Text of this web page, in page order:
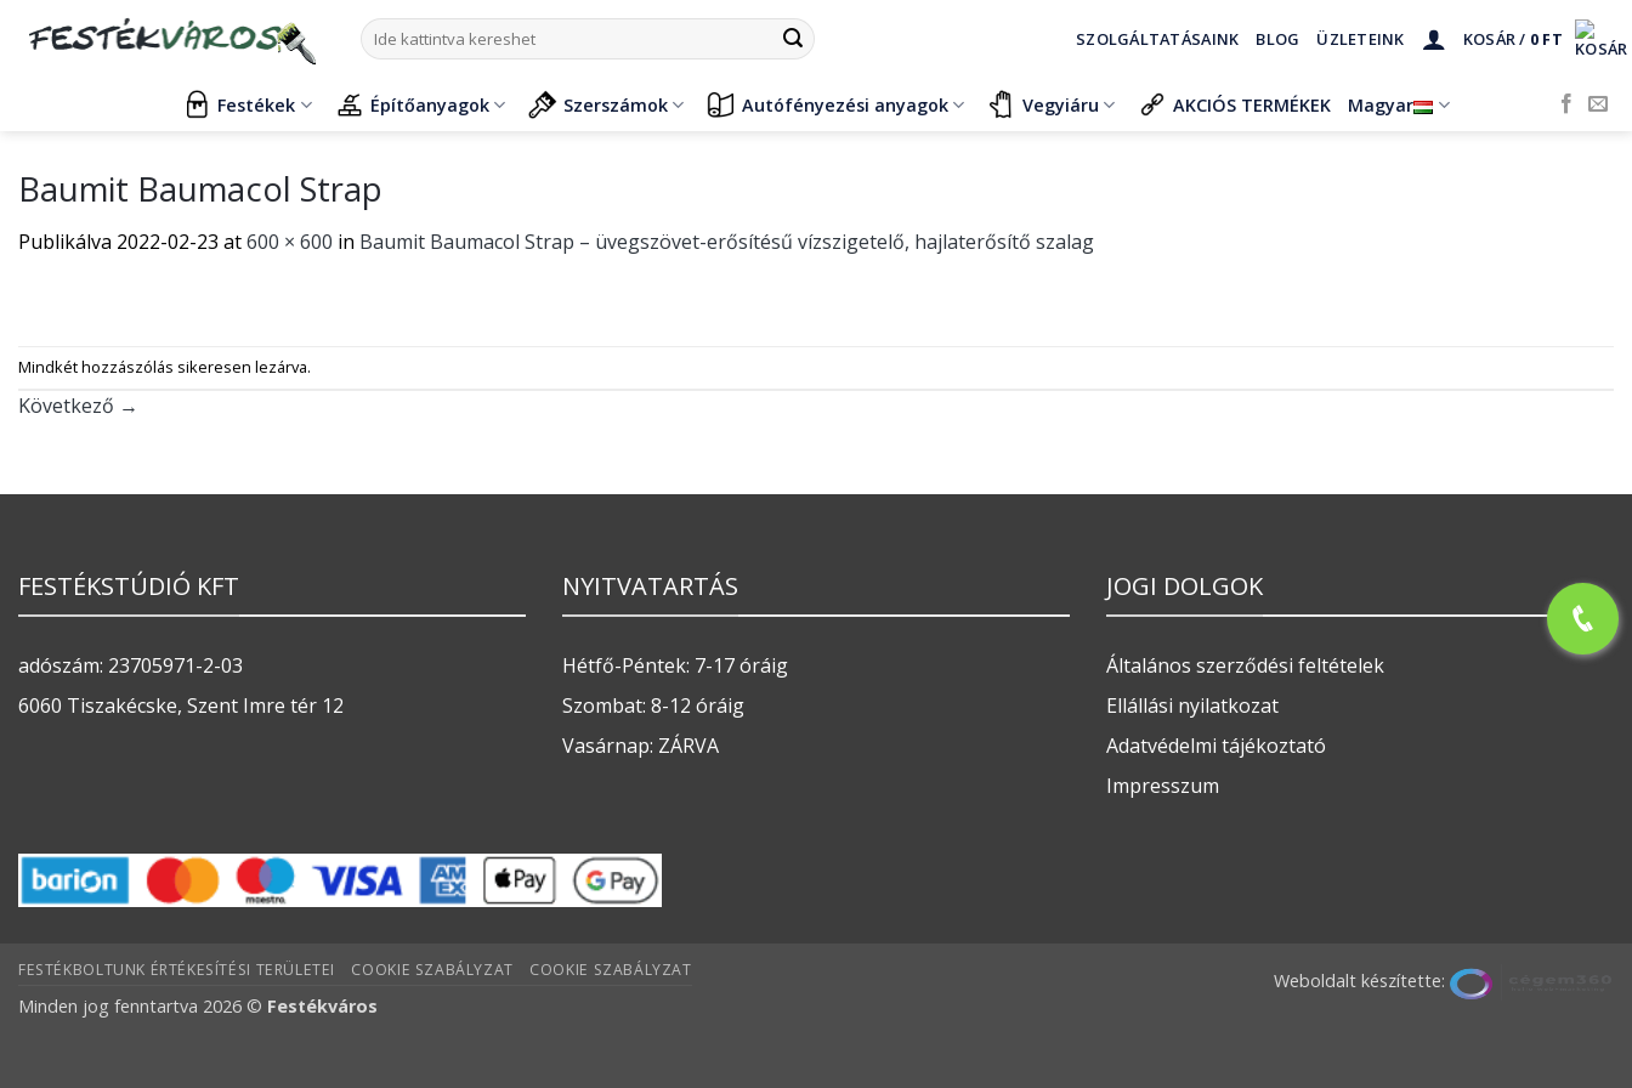
Keresés
a
SZOLGÁLTATÁSAINK BLOG ÜZLETEINK KOSÁR / 0 FT
Festékek Építőanyagok Szerszámok Autófényezési anyagok Vegyiáru AKCIÓS TERMÉKEK Magyar
Baumit Baumacol Strap
Publikálva 2022-02-23 at600 × 600 in Baumit Baumacol Strap – üvegszövet-erősítésű vízszigetelő, hajlaterősítő szalag
Mindkét hozzászólás sikeresen lezárva.
Következő →
FESTÉKSTÚDIÓ KFT
adószám: 23705971-2-03
6060 Tiszakécske, Szent Imre tér 12
NYITVATARTÁS
Hétfő-Péntek: 7-17 óráig
Szombat: 8-12 óráig
Vasárnap: ZÁRVA
JOGI DOLGOK
Általános szerződési feltételek
Ellállási nyilatkozat
Adatvédelmi tájékoztató
Impresszum
Weboldalt készítette:
FESTÉKBOLTUNK ÉRTÉKESÍTÉSI TERÜLETEI COOKIE SZABÁLYZAT COOKIE SZABÁLYZAT
Minden jog fenntartva 2026 © Festékváros